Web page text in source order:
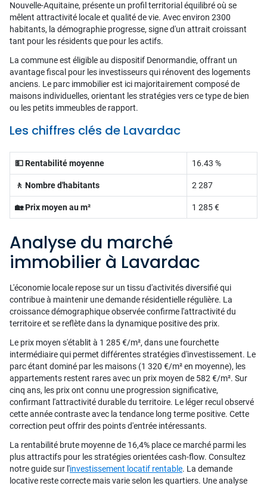
Nouvelle-Aquitaine, présente un profil territorial équilibré où se
mêlent attractivité locale et qualité de vie. Avec environ 2300
habitants, la démographie progresse, signe d'un attrait croissant
tant pour les résidents que pour les actifs.
La commune est éligible au dispositif Denormandie, offrant un
avantage fiscal pour les investisseurs qui rénovent des logements
anciens. Le parc immobilier est ici majoritairement composé de
maisons individuelles, orientant les stratégies vers ce type de bien
ou les petits immeubles de rapport.
Les chiffres clés de Lavardac
💵 Rentabilité moyenne 16.43 %
🚶 Nombre d'habitants 2 287
🏡 Prix moyen au m² 1 285 €
Analyse du marché
immobilier à Lavardac
L'économie locale repose sur un tissu d'activités diversifié qui
contribue à maintenir une demande résidentielle régulière. La
croissance démographique observée confirme l'attractivité du
territoire et se reflète dans la dynamique positive des prix.
Le prix moyen s'établit à 1 285 €/m², dans une fourchette
intermédiaire qui permet différentes stratégies d'investissement. Le
parc étant dominé par les maisons (1 320 €/m² en moyenne), les
appartements restent rares avec un prix moyen de 582 €/m². Sur
cinq ans, les prix ont connu une progression significative,
confirmant l'attractivité durable du territoire. Le léger recul observé
cette année contraste avec la tendance long terme positive. Cette
correction peut offrir des points d'entrée intéressants.
La rentabilité brute moyenne de 16,4% place ce marché parmi les
plus attractifs pour les stratégies orientées cash-flow. Consultez
notre guide sur l'investissement locatif rentable. La demande
locative reste correcte mais varie selon les quartiers. Une analyse